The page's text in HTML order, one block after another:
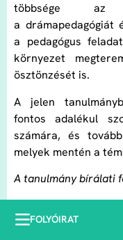
FOLYÓIRAT
többsége az
a
a pedagógus
környezet
ösztönzését is.
A jelen
fontos adalékul
számára, és
melyek mentén a
A tanulmány bírálati